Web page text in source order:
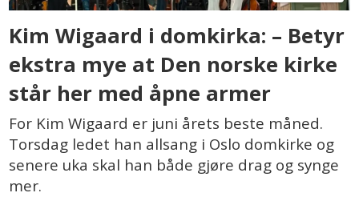
Kim Wigaard i domkirka: – Betyr
ekstra mye at Den norske kirke
står her med åpne armer
For Kim Wigaard er juni årets beste måned.
Torsdag ledet han allsang i Oslo domkirke og
senere uka skal han både gjøre drag og synge
mer.